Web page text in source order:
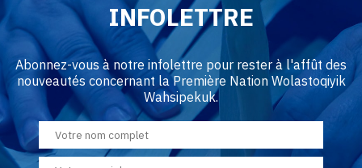
INFOLETTRE
Abonnez-vous à notre infolettre pour rester à l'affût des
nouveautés concernant la Première Nation Wolastoqiyik
Wahsipekuk.